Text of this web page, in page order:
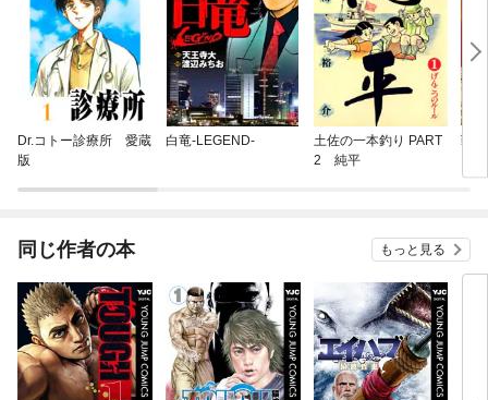
Dr.コトー診療所 愛蔵
版
白竜-LEGEND-
土佐の一本釣り PART
2 純平
戦
同じ作者の本 もっと見る